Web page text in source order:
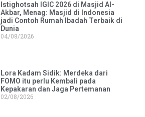
Istighotsah IGIC 2026 di Masjid Al-
Akbar, Menag: Masjid di Indonesia
jadi Contoh Rumah Ibadah Terbaik di
Dunia
04/08/2026
Lora Kadam Sidik: Merdeka dari
FOMO itu perlu Kembali pada
Kepakaran dan Jaga Pertemanan
02/08/2026